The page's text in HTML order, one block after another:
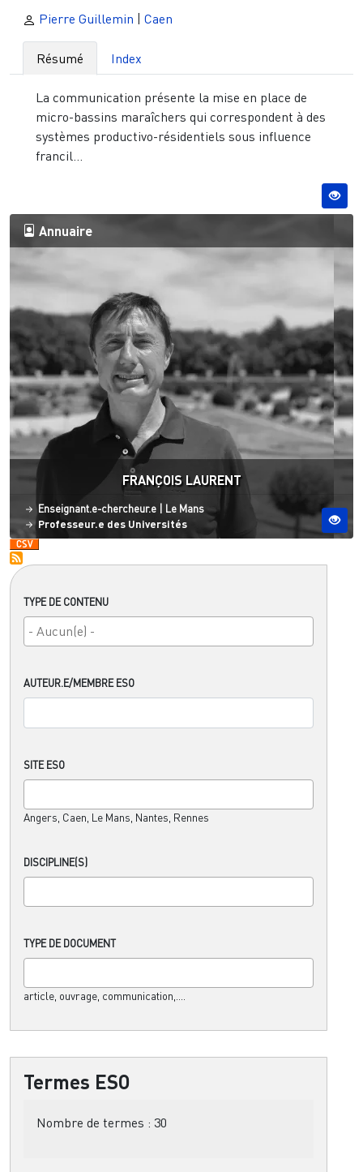
TYPE DE CONTENU
AUTEUR.E/MEMBRE ESO
SITE ESO
Angers, Caen, Le Mans, Nantes, Rennes
DISCIPLINE(S)
TYPE DE DOCUMENT
article, ouvrage, communication,....
Termes ESO
Nombre de termes : 30
Pierre Guillemin | Caen
Résumé Index
La communication présente la mise en place de
micro-bassins maraîchers qui correspondent à des
systèmes productivo-résidentiels sous influence
francil...
Annuaire
FRANÇOIS LAURENT
Statut
Enseignant.e-chercheur.e | Site ESO
Le Mans
Professeur.e des Universités